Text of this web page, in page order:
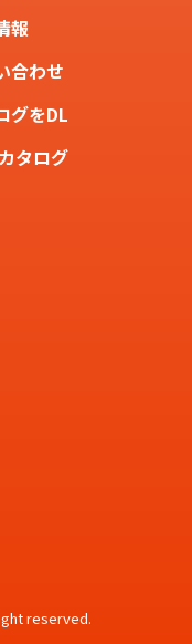
報
合わせ
グをDL
タログ
reserved.